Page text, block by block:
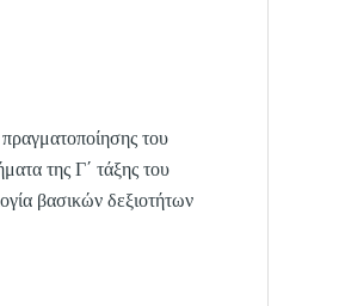
του
της Γ΄ τάξης του
βασικών δεξιοτήτων